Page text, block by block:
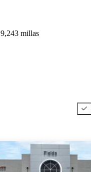
9,243 millas